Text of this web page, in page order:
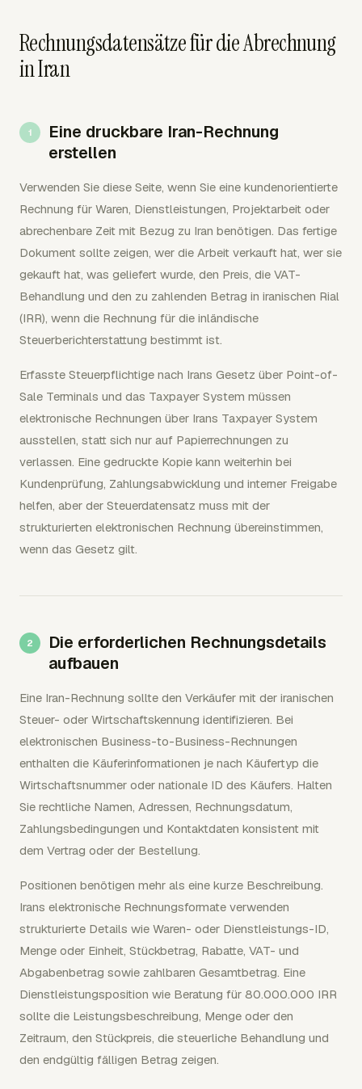
Rechnungsdatensätze für die Abrechnung
in Iran
Eine druckbare Iran-Rechnung
erstellen
Verwenden Sie diese Seite, wenn Sie eine kundenorientierte
Rechnung für Waren, Dienstleistungen, Projektarbeit oder
abrechenbare Zeit mit Bezug zu Iran benötigen. Das fertige
Dokument sollte zeigen, wer die Arbeit verkauft hat, wer sie
gekauft hat, was geliefert wurde, den Preis, die VAT-
Behandlung und den zu zahlenden Betrag in iranischen Rial
(IRR), wenn die Rechnung für die inländische
Steuerberichterstattung bestimmt ist.
Erfasste Steuerpflichtige nach Irans Gesetz über Point-of-
Sale Terminals und das Taxpayer System müssen
elektronische Rechnungen über Irans Taxpayer System
ausstellen, statt sich nur auf Papierrechnungen zu
verlassen. Eine gedruckte Kopie kann weiterhin bei
Kundenprüfung, Zahlungsabwicklung und interner Freigabe
helfen, aber der Steuerdatensatz muss mit der
strukturierten elektronischen Rechnung übereinstimmen,
wenn das Gesetz gilt.
Die erforderlichen Rechnungsdetails
aufbauen
Eine Iran-Rechnung sollte den Verkäufer mit der iranischen
Steuer- oder Wirtschaftskennung identifizieren. Bei
elektronischen Business-to-Business-Rechnungen
enthalten die Käuferinformationen je nach Käufertyp die
Wirtschaftsnummer oder nationale ID des Käufers. Halten
Sie rechtliche Namen, Adressen, Rechnungsdatum,
Zahlungsbedingungen und Kontaktdaten konsistent mit
dem Vertrag oder der Bestellung.
Positionen benötigen mehr als eine kurze Beschreibung.
Irans elektronische Rechnungsformate verwenden
strukturierte Details wie Waren- oder Dienstleistungs-ID,
Menge oder Einheit, Stückbetrag, Rabatte, VAT- und
Abgabenbetrag sowie zahlbaren Gesamtbetrag. Eine
Dienstleistungsposition wie Beratung für 80.000.000 IRR
sollte die Leistungsbeschreibung, Menge oder den
Zeitraum, den Stückpreis, die steuerliche Behandlung und
den endgültig fälligen Betrag zeigen.